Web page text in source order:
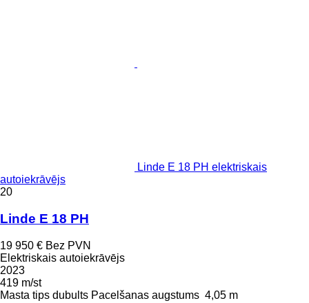
Linde E 18 PH elektriskais
autoiekrāvējs
20
Linde E 18 PH
19 950 € Bez PVN
Elektriskais autoiekrāvējs
2023
419 m/st
Masta tips dubults Pacelšanas augstums 4,05 m